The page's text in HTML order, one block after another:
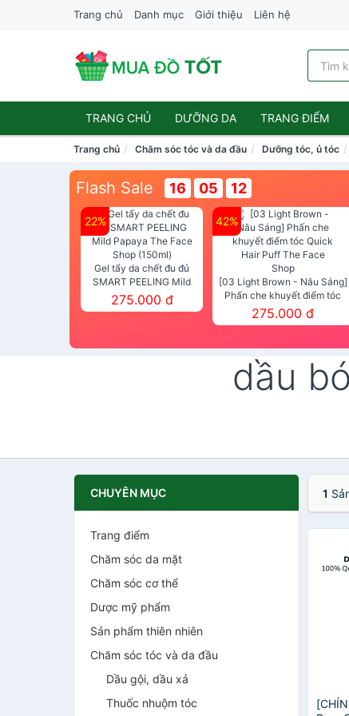
Trang chủ Danh mục Giới thiệu Liên hệ
TRANG CHỦ DƯỠNG DA TRANG ĐIỂM
Trang chủ Chăm sóc tóc và da đầu Dưỡng tóc, ủ tóc
Flash Sale 16 05 12
22%
Gel tẩy da chết đu đủ
SMART PEELING Mild
Papaya The Face Shop
(150ml)
275.000 đ
42%
[03 Light Brown - Nâu Sáng]
Phấn che khuyết điểm tóc
Quick Hair Puff The Face Shop
275.000 đ
dầu
CHUYÊN MỤC
Trang điểm
Chăm sóc da mặt
Chăm sóc cơ thể
Dược mỹ phẩm
Sản phẩm thiên nhiên
Chăm sóc tóc và da đầu
Dầu gội, dầu xả
Thuốc nhuộm tóc
1